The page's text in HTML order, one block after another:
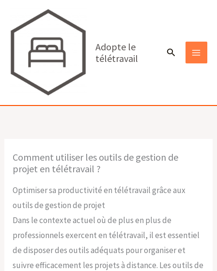
Adopte le
télétravail
Rechercher
Comment utiliser les outils de gestion de
projet en télétravail ?
Optimiser sa productivité en télétravail grâce aux
outils de gestion de projet
Dans le contexte actuel où de plus en plus de
professionnels exercent en télétravail, il est essentiel
de disposer des outils adéquats pour organiser et
suivre efficacement les projets à distance. Les outils de